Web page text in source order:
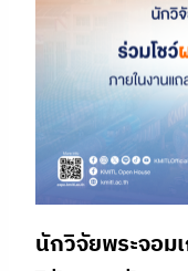
นักวิจัยพระจอม